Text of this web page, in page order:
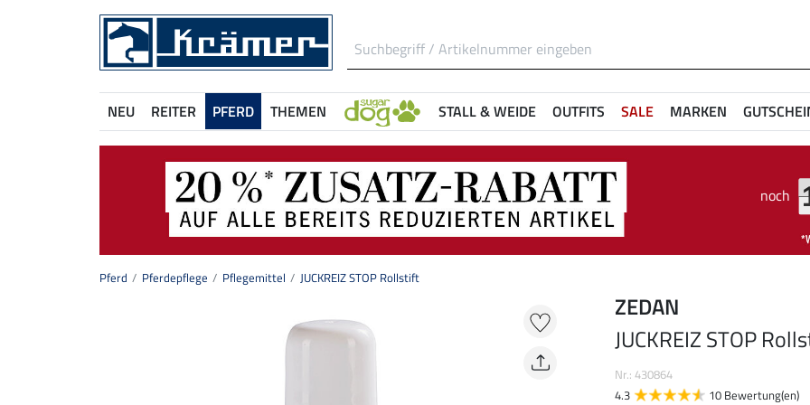
NEU REITER PFERD THEMEN STALL & WEIDE OUTFITS SALE MARKEN
noch
Pferd Pferdepflege Pflegemittel JUCKREIZ STOP Rollstift
ZEDAN
JUCKREIZ STOP
Nr.: 430864
4.3
10 Bewertung(en)